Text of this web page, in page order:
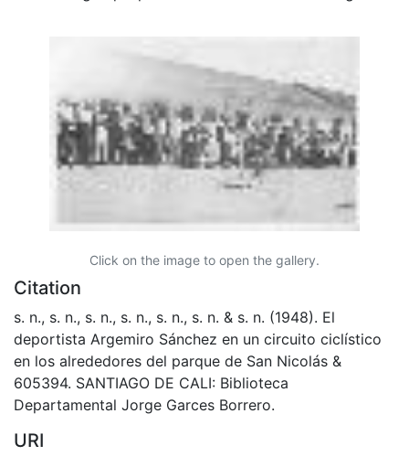
Click on the image to open the gallery.
Citation
s. n., s. n., s. n., s. n., s. n., s. n. & s. n. (1948). El
deportista Argemiro Sánchez en un circuito ciclístico
en los alrededores del parque de San Nicolás &
605394. SANTIAGO DE CALI: Biblioteca
Departamental Jorge Garces Borrero.
URI